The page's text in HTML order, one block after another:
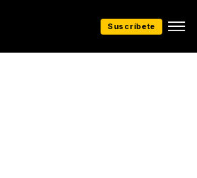
Suscríbete